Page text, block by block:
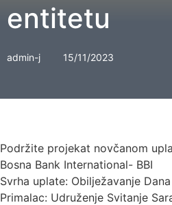
entitetu
admin-j 15/11/2023
Podržite projekat novčanom
Bosna Bank International- BBI
Svrha uplate: Obilježavanje
Primalac: Udruženje Svitanje